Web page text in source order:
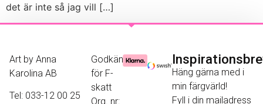
det är inte så jag vill […]
Art by Anna
Karolina AB
Tel: 033-12 00 25
Godkänd
för F-
skatt
Org. nr:
Häng gärna med i
min färgvärld!
Fyll i din mailadress